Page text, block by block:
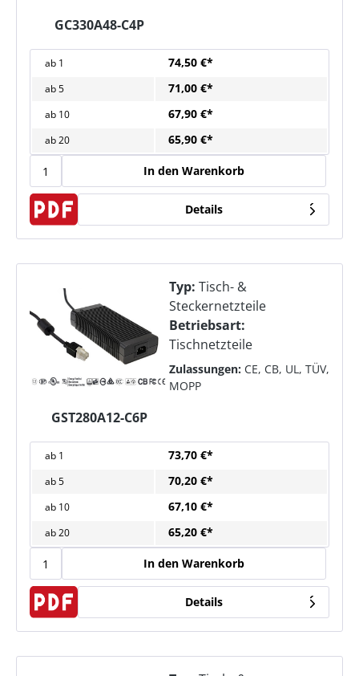
GC330A48-C4P
ab 1 74,50 €*
ab5 71,00 €*
ab 10 67,90 €*
ab20 65,90 €*
In den Warenkorb
Details
GST280A12-C6P
Typ: Tisch- &
Steckernetzteile
Betriebsart:
Tischnetzteile
Zulassungen: CE, CB, UL, TÜV,
MOPP
ab 1 73,70 €*
ab5 70,20 €*
ab 10 67,10 €*
ab20 65,20 €*
In den Warenkorb
Details